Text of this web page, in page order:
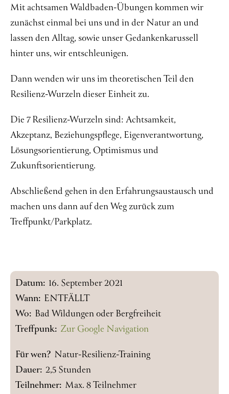
Mit achtsamen Waldbaden-Übungen kommen wir
zunächst einmal bei uns und in der Natur an und
lassen den Alltag, sowie unser Gedankenkarussell
hinter uns, wir entschleunigen.
Dann wenden wir uns im theoretischen Teil den
Resilienz-Wurzeln dieser Einheit zu.
Die 7 Resilienz-Wurzeln sind: Achtsamkeit,
Akzeptanz, Beziehungspflege, Eigenverantwortung,
Lösungsorientierung, Optimismus und
Zukunftsorientierung.
Abschließend gehen in den Erfahrungsaustausch und
machen uns dann auf den Weg zurück zum
Treffpunkt/Parkplatz.
Datum: 16. September 2021
Wann: ENTFÄLLT
Wo: Bad Wildungen oder Bergfreiheit
Treffpunk: Zur Google Navigation
Für wen? Natur-Resilienz-Training
Dauer: 2,5 Stunden
Teilnehmer: Max. 8 Teilnehmer